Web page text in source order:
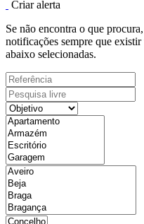
Criar alerta
Se não encontra o que
notificações sempre que
abaixo selecionadas.